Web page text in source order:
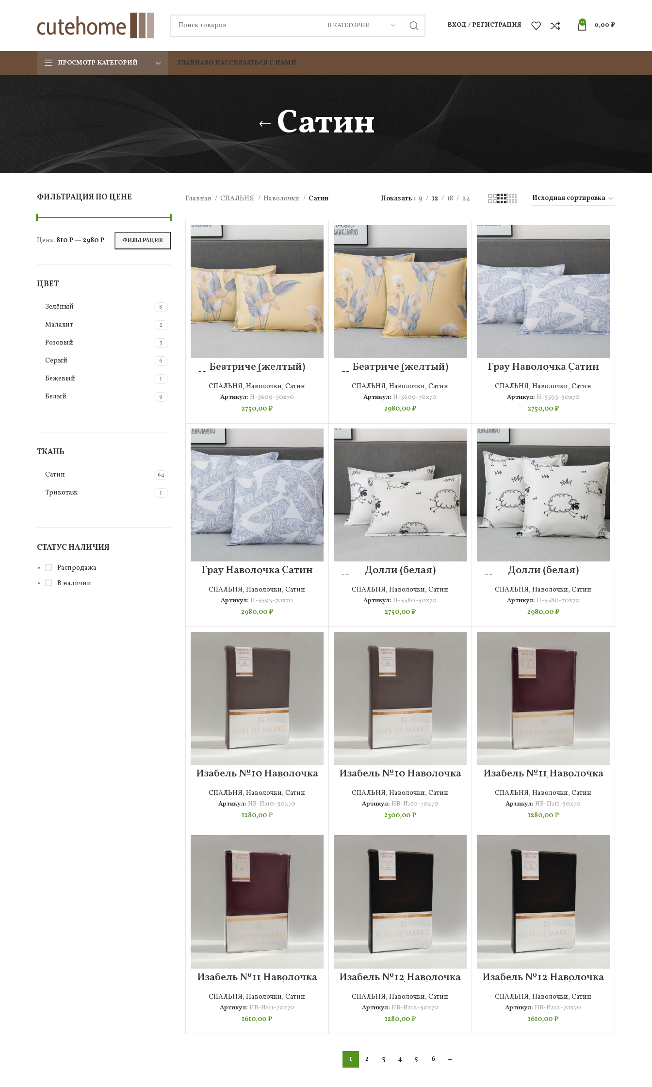
В КАТЕГОРИИ ВХОД / РЕГИСТРАЦИЯ 0 0,00 ₽
ПРОСМОТР КАТЕГОРИЙ ГЛАВНАЯО НАССВЯЗАТЬСЯ С НАМИ
Сатин
ФИЛЬТРАЦИЯ ПО ЦЕНЕ
ФИЛЬТРАЦИЯ
Цена: 810 ₽ —2980 ₽
ЦВЕТ
Зелёный 8
Малахит 2
Розовый 3
Серый 6
Бежевый 1
Белый 9
Коричневый 7
Красный
3
2
ТКАНЬ
Сатин 64
Трикотаж 1
СТАТУС НАЛИЧИЯ
Распродажа
В наличии
Главная СПАЛЬНЯ Наволочки Сатин Показать 9 12 18 24
Беатриче (желтый)
Наволочка Сатин 50х70
(2шт)
СПАЛЬНЯ,Наволочки,Сатин
Артикул: Н-5609-50х70
2750,00₽
Беатриче (желтый)
Наволочка Сатин 70х70
(2шт)
СПАЛЬНЯ,Наволочки,Сатин
Артикул: Н-5609-70х70
2980,00₽
Грау Наволочка Сатин
50х70 (2шт)
СПАЛЬНЯ,Наволочки,Сатин
Артикул: Н-5593-50х70
2750,00₽
Грау Наволочка Сатин
70х70 (2шт)
СПАЛЬНЯ,Наволочки,Сатин
Артикул: Н-5593-70х70
2980,00₽
Долли (белая)
Наволочка Сатин 50х70
(2шт)
СПАЛЬНЯ,Наволочки,Сатин
Артикул: Н-5580-50х70
2750,00₽
Долли (белая)
Наволочка Сатин 70х70
(2шт)
СПАЛЬНЯ,Наволочки,Сатин
Артикул: Н-5580-70х70
2980,00₽
Изабель №10 Наволочка
50х70 (2шт)
СПАЛЬНЯ,Наволочки,Сатин
Артикул: НВ-Из10-50х70
1280,00₽
Изабель №10 Наволочка
70х70 (2шт)
СПАЛЬНЯ,Наволочки,Сатин
Артикул: НВ-Из10-70х70
2300,00₽
Изабель №11 Наволочка
50х70 (2шт)
СПАЛЬНЯ,Наволочки,Сатин
Артикул: НВ-Из11-50х70
1280,00₽
Изабель №11 Наволочка
70х70 (2шт)
СПАЛЬНЯ,Наволочки,Сатин
Артикул: НВ-Из11-70х70
1610,00₽
Изабель №12 Наволочка
50х70 (2шт)
СПАЛЬНЯ,Наволочки,Сатин
Артикул: НВ-Из12-50х70
1280,00₽
Изабель №12 Наволочка
70х70 (2шт)
СПАЛЬНЯ,Наволочки,Сатин
Артикул: НВ-Из12-70х70
1610,00₽
1 2 3 4 5 6 →